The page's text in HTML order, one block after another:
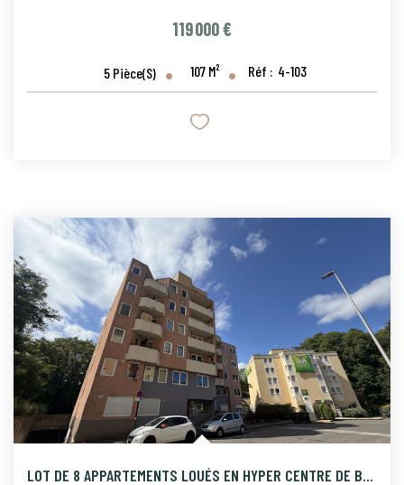
119 000 €
5 Pièce(s) 107 M² Réf : 4-103
LOT DE 8 APPARTEMENTS LOUÉS EN HYPER CENTRE DE BELFORT , DPE